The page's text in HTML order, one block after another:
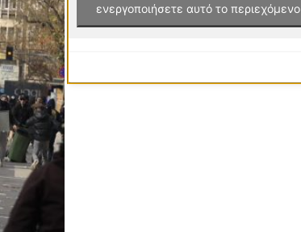
ενεργοποιήσετε αυτό το περιεχόμενο